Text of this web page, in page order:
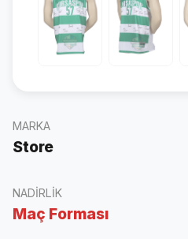
MARKA
Store
NADIRLIK
Maç Forması